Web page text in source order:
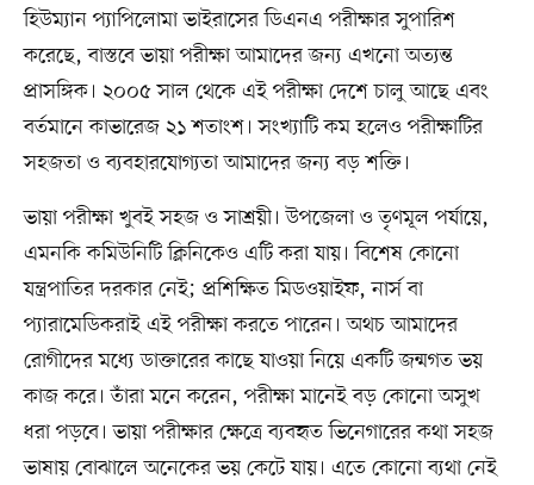
হিউম্যান প্যাপিলোমা ভাইরাসের ডিএনএ পরীক্ষার সুপারিশ
করেছে, বাস্তবে ভায়া পরীক্ষা আমাদের জন্য এখনো অত্যন্ত
প্রাসঙ্গিক। ২০০৫ সাল থেকে এই পরীক্ষা দেশে চালু আছে এবং
বর্তমানে কাভারেজ ২১ শতাংশ। সংখ্যাটি কম হলেও পরীক্ষাটির
সহজতা ও ব্যবহারযোগ্যতা আমাদের জন্য বড় শক্তি।
ভায়া পরীক্ষা খুবই সহজ ও সাশ্রয়ী। উপজেলা ও তৃণমূল পর্যায়ে,
এমনকি কমিউনিটি ক্লিনিকেও এটি করা যায়। বিশেষ কোনো
যন্ত্রপাতির দরকার নেই; প্রশিক্ষিত মিডওয়াইফ, নার্স বা
প্যারামেডিকরাই এই পরীক্ষা করতে পারেন। অথচ আমাদের
রোগীদের মধ্যে ডাক্তারের কাছে যাওয়া নিয়ে একটি জন্মগত ভয়
কাজ করে। তাঁরা মনে করেন, পরীক্ষা মানেই বড় কোনো অসুখ
ধরা পড়বে। ভায়া পরীক্ষার ক্ষেত্রে ব্যবহৃত ভিনেগারের কথা সহজ
ভাষায় বোঝালে অনেকের ভয় কেটে যায়। এতে কোনো ব্যথা নেই